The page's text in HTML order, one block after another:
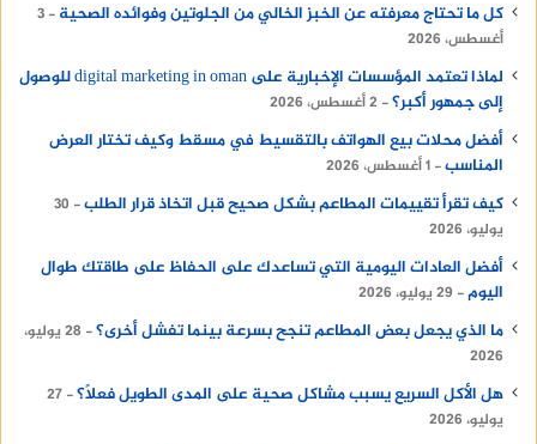
كل ما تحتاج معرفته عن الخبز الخالي من الجلوتين وفوائده الصحية
3
أغسطس، 2026
لماذا تعتمد المؤسسات الإخبارية على digital marketing in oman للوصول
إلى جمهور أكبر؟ 2 أغسطس، 2026
أفضل محلات بيع الهواتف بالتقسيط في مسقط وكيف تختار العرض
المناسب 1 أغسطس، 2026
كيف تقرأ تقييمات المطاعم بشكل صحيح قبل اتخاذ قرار الطلب
30
يوليو، 2026
أفضل العادات اليومية التي تساعدك على الحفاظ على طاقتك طوال
اليوم
29 يوليو، 2026
ما الذي يجعل بعض المطاعم تنجح بسرعة بينما تفشل أخرى؟
28 يوليو،
2026
هل الأكل السريع يسبب مشاكل صحية على المدى الطويل فعلًا؟ 27
يوليو، 2026